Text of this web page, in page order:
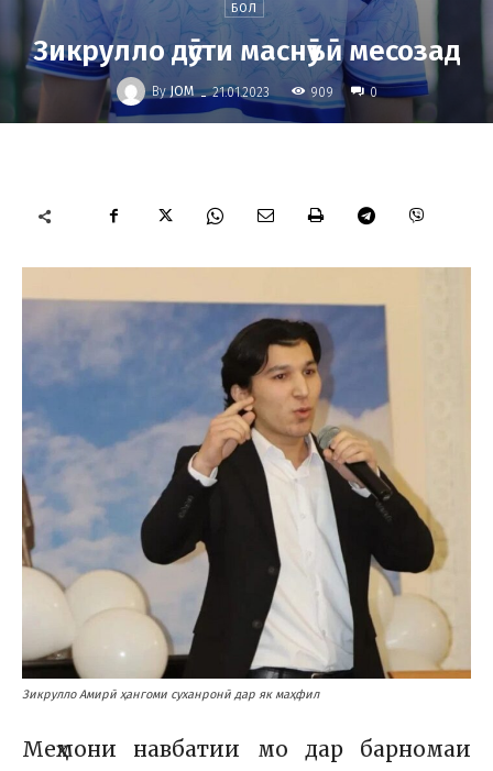
БОЛ
Зикрулло дӯсти маснӯъӣ месозад
By JOM - 21.01.2023 909 0
Зикрулло Амирӣ ҳангоми суханронӣ дар як маҳфил
Меҳмони навбатии мо дар барномаи